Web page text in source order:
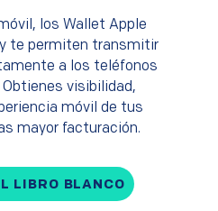
los Wallet Apple
te permiten transmitir
a los teléfonos
visibilidad,
móvil de tus
mayor facturación.
LIBRO BLANCO